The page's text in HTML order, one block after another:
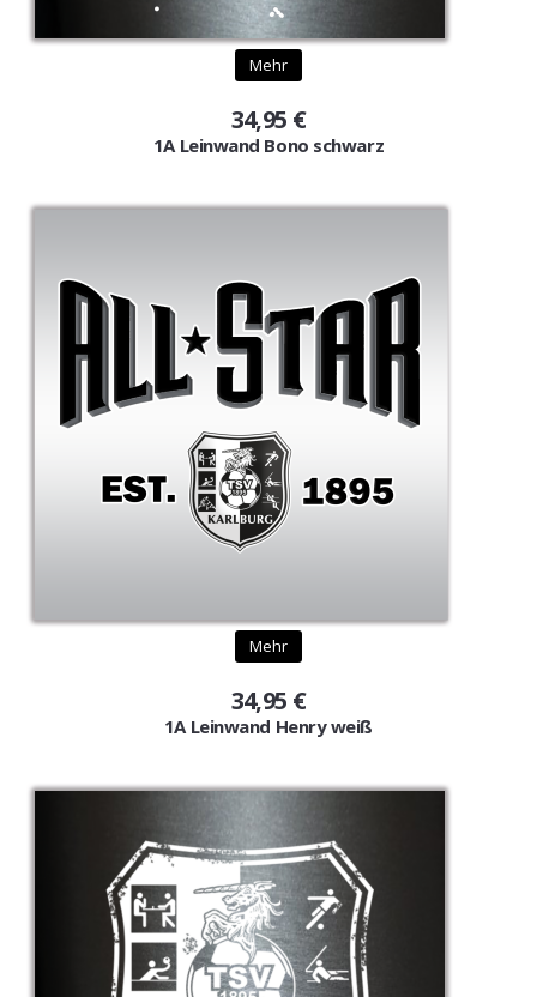
Mehr
34,95 €
1A Leinwand Bono schwarz
Mehr
34,95 €
1A Leinwand Henry weiß